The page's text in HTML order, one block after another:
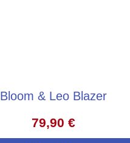
Bloom & Leo Blazer
79,90 €